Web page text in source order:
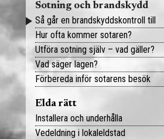
Ventilation
Villa och småhus
BRF och förvaltning
OVK
Läckagemätning
Radon
Tips och råd
Lediga jobb
Bokningsportalen
Sotning och brandskydd
Så går en brandskyddskontroll till
Hur ofta kommer sotaren?
Utföra sotning själv – vad gäller?
Vad säger lagen?
Förbereda inför sotarens besök
Elda rätt
Installera och underhålla
Vedeldning i lokaleldstad